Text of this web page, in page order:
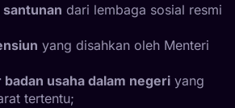
santunan dari lembaga sosial resmi
yang disahkan oleh Menteri
usaha dalam negeri yang
tertentu;